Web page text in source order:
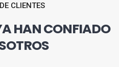
CLIENTES
HAN CONFIADO